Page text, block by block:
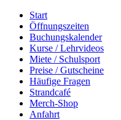
Start
Öffnungszeiten
Buchungskalender
Kurse / Lehrvideos
Miete / Schulsport
Preise / Gutscheine
Häufige Fragen
Strandcafé
Merch-Shop
Anfahrt